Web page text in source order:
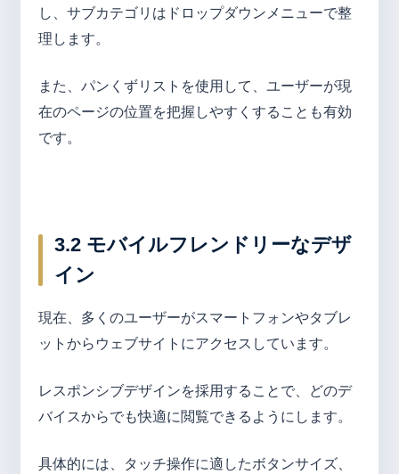
し、サブカテゴリはドロップダウンメニューで整
理します。
また、パンくずリストを使用して、ユーザーが現
在のページの位置を把握しやすくすることも有効
です。
3.2 モバイルフレンドリーなデザ
イン
現在、多くのユーザーがスマートフォンやタブレ
ットからウェブサイトにアクセスしています。
レスポンシブデザインを採用することで、どのデ
バイスからでも快適に閲覧できるようにします。
具体的には、タッチ操作に適したボタンサイズ、